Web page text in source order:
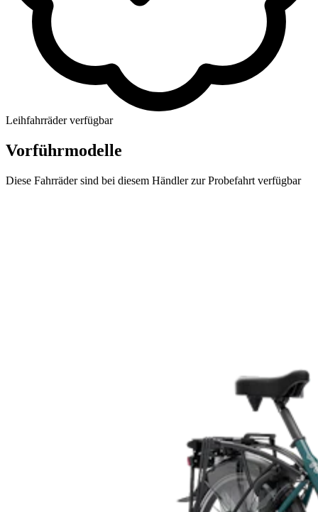
Leihfahrräder verfügbar
Vorführmodelle
Diese Fahrräder sind bei diesem Händler zur Probefahrt verfügbar